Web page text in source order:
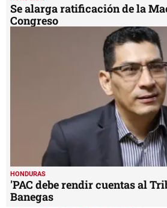
Se alarga ratificación de la
Congreso
HONDURAS
'PAC debe rendir cuentas al
Banegas